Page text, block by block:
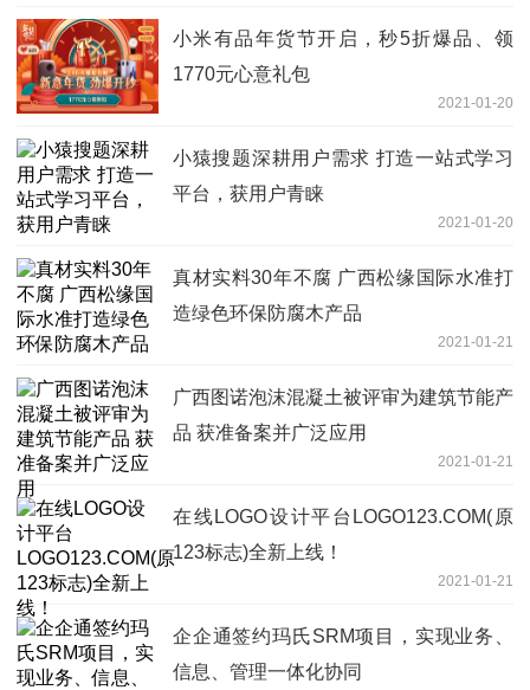
小米有品年货节开启，秒5折爆品、领
1770元心意礼包
2021-01-20
小猿搜题深耕用户需求 打造一站式学习
平台，获用户青睐
2021-01-20
真材实料30年不腐 广西松缘国际水准打
造绿色环保防腐木产品
2021-01-21
广西图诺泡沫混凝土被评审为建筑节能产
品 获准备案并广泛应用
2021-01-21
在线LOGO设计平台LOGO123.COM(原
123标志)全新上线！
2021-01-21
企企通签约玛氏SRM项目，实现业务、
信息、管理一体化协同